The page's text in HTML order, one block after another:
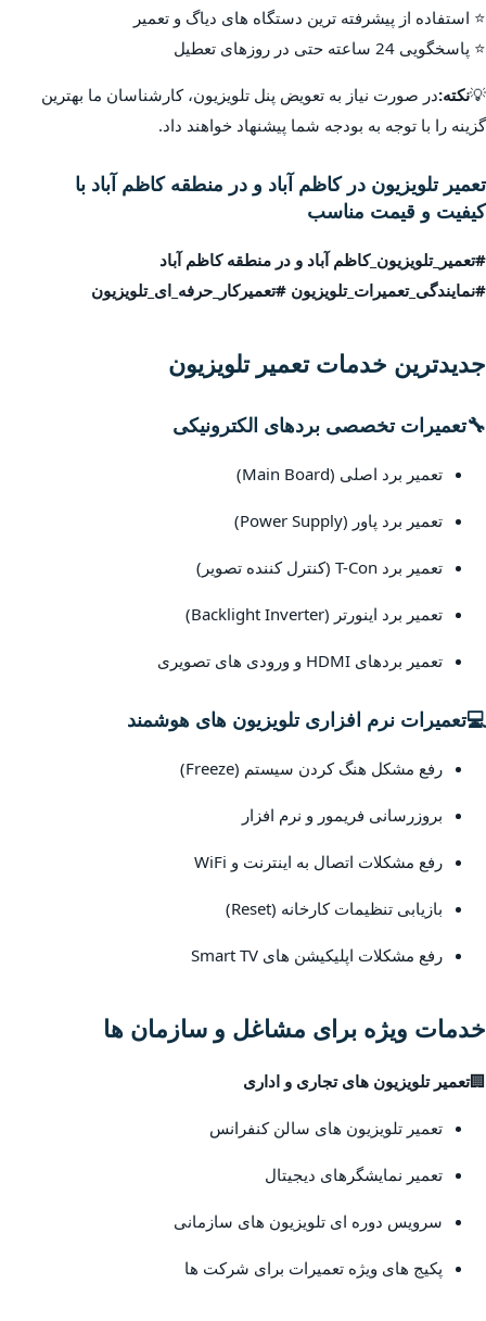
⭐ استفاده از پیشرفته ترین دستگاه های دیاگ و تعمیر
⭐ پاسخگویی 24 ساعته حتی در روزهای تعطیل
💡نکته:در صورت نیاز به تعویض پنل تلویزیون، کارشناسان ما بهترین
گزینه را با توجه به بودجه شما پیشنهاد خواهند داد.
تعمیر تلویزیون در کاظم آباد و در منطقه کاظم آباد با
کیفیت و قیمت مناسب
#تعمیر_تلویزیون_کاظم آباد و در منطقه کاظم آباد
#نمایندگی_تعمیرات_تلویزیون #تعمیرکار_حرفه_ای_تلویزیون
جدیدترین خدمات تعمیر تلویزیون
🔧تعمیرات تخصصی بردهای الکترونیکی
تعمیر برد اصلی (Main Board)
تعمیر برد پاور (Power Supply)
تعمیر برد T-Con (کنترل کننده تصویر)
تعمیر برد اینورتر (Backlight Inverter)
تعمیر بردهای HDMI و ورودی های تصویری
💻تعمیرات نرم افزاری تلویزیون های هوشمند
رفع مشکل هنگ کردن سیستم (Freeze)
بروزرسانی فریمور و نرم افزار
رفع مشکلات اتصال به اینترنت و WiFi
بازیابی تنظیمات کارخانه (Reset)
رفع مشکلات اپلیکیشن های Smart TV
خدمات ویژه برای مشاغل و سازمان ها
🏢تعمیر تلویزیون های تجاری و اداری
تعمیر تلویزیون های سالن کنفرانس
تعمیر نمایشگرهای دیجیتال
سرویس دوره ای تلویزیون های سازمانی
پکیج های ویژه تعمیرات برای شرکت ها